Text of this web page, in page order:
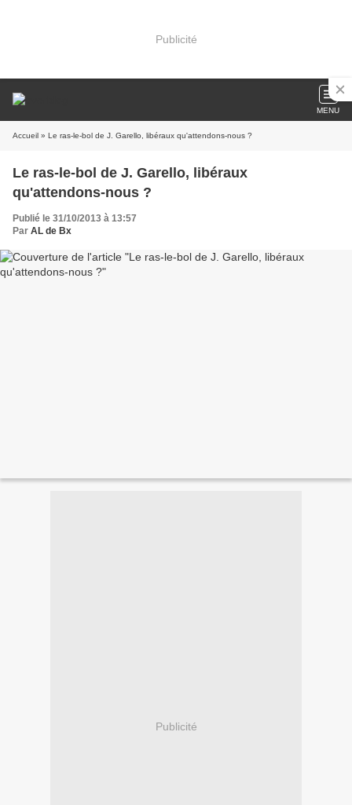
Publicité
MENU
Accueil » Le ras-le-bol de J. Garello, libéraux qu'attendons-nous ?
Le ras-le-bol de J. Garello, libéraux
qu'attendons-nous ?
Publié le 31/10/2013 à 13:57
Par AL de Bx
Publicité